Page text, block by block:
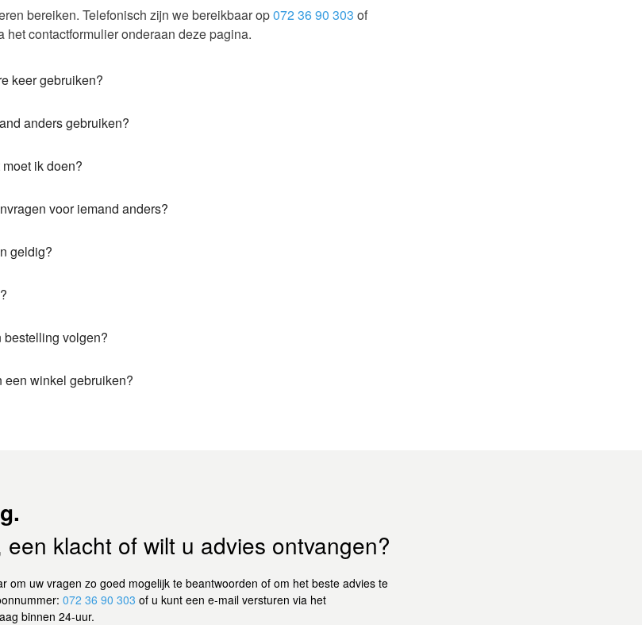
bereiken. Telefonisch zijn we bereikbaar op072 36 90 303 of
het contactformulier onderaan deze pagina.
keer gebruiken?
anders gebruiken?
ik doen?
voor iemand anders?
geldig?
bestelling volgen?
winkel gebruiken?
klacht of wilt u advies ontvangen?
om uw vragen zo goed mogelijk te beantwoorden of om het beste advies te
072 36 90 303 of u kunt een e-mail versturen via het
binnen 24-uur.